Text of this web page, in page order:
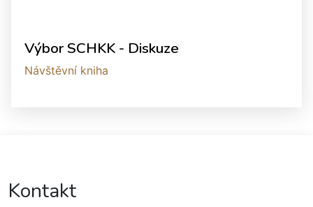
Výbor SCHKK - Diskuze
Návštěvní kniha
Kontakt